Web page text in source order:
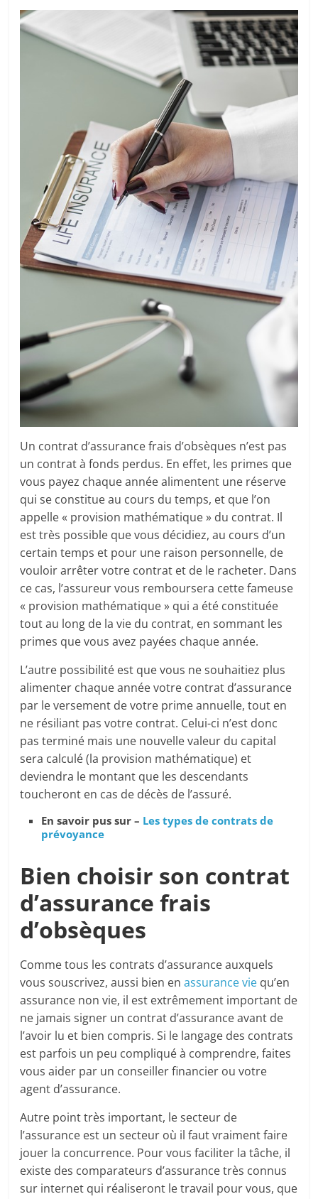
Un contrat d’assurance frais d’obsèques n’est pas
un contrat à fonds perdus. En effet, les primes que
vous payez chaque année alimentent une réserve
qui se constitue au cours du temps, et que l’on
appelle « provision mathématique » du contrat. Il
est très possible que vous décidiez, au cours d’un
certain temps et pour une raison personnelle, de
vouloir arrêter votre contrat et de le racheter. Dans
ce cas, l’assureur vous remboursera cette fameuse
« provision mathématique » qui a été constituée
tout au long de la vie du contrat, en sommant les
primes que vous avez payées chaque année.
L’autre possibilité est que vous ne souhaitiez plus
alimenter chaque année votre contrat d’assurance
par le versement de votre prime annuelle, tout en
ne résiliant pas votre contrat. Celui-ci n’est donc
pas terminé mais une nouvelle valeur du capital
sera calculé (la provision mathématique) et
deviendra le montant que les descendants
toucheront en cas de décès de l’assuré.
En savoir pus sur – Les types de contrats de
prévoyance
Bien choisir son contrat
d’assurance frais
d’obsèques
Comme tous les contrats d’assurance auxquels
vous souscrivez, aussi bien enassurance vie qu’en
assurance non vie, il est extrêmement important de
ne jamais signer un contrat d’assurance avant de
l’avoir lu et bien compris. Si le langage des contrats
est parfois un peu compliqué à comprendre, faites
vous aider par un conseiller financier ou votre
agent d’assurance.
Autre point très important, le secteur de
l’assurance est un secteur où il faut vraiment faire
jouer la concurrence. Pour vous faciliter la tâche, il
existe des comparateurs d’assurance très connus
sur internet qui réaliseront le travail pour vous, que